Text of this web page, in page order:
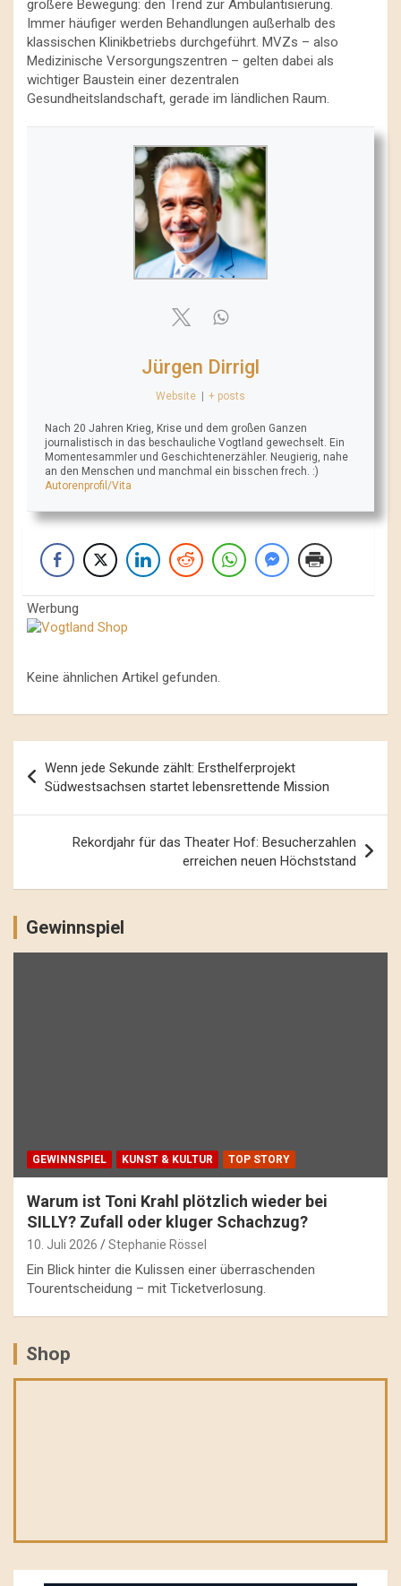
größere Bewegung: den Trend zur Ambulantisierung.
Immer häufiger werden Behandlungen außerhalb des
klassischen Klinikbetriebs durchgeführt. MVZs – also
Medizinische Versorgungszentren – gelten dabei als
wichtiger Baustein einer dezentralen
Gesundheitslandschaft, gerade im ländlichen Raum.
Jürgen Dirrigl
Website + posts
Nach 20 Jahren Krieg, Krise und dem großen Ganzen
journalistisch in das beschauliche Vogtland gewechselt. Ein
Momentesammler und Geschichtenerzähler. Neugierig, nahe
an den Menschen und manchmal ein bisschen frech. :)
Autorenprofil/Vita
Werbung
Keine ähnlichen Artikel gefunden.
Navigation
Wenn jede Sekunde zählt: Ersthelferprojekt
Südwestsachsen startet lebensrettende Mission
Rekordjahr für das Theater Hof: Besucherzahlen
erreichen neuen Höchststand
Gewinnspiel
GEWINNSPIEL KUNST & KULTUR TOP STORY
Warum ist Toni Krahl plötzlich wieder bei
SILLY? Zufall oder kluger Schachzug?
10. Juli 2026 Stephanie Rössel
Ein Blick hinter die Kulissen einer überraschenden
Tourentscheidung – mit Ticketverlosung.
Shop